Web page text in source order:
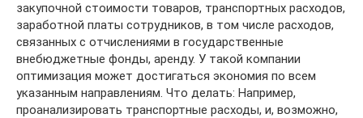
закупочной стоимости товаров, транспортных расходов,
заработной платы сотрудников, в том числе расходов,
связанных с отчислениями в государственные
внебюджетные фонды, аренду. У такой компании
оптимизация может достигаться экономия по всем
указанным направлениям. Что делать: Например,
проанализировать транспортные расходы, и, возможно,